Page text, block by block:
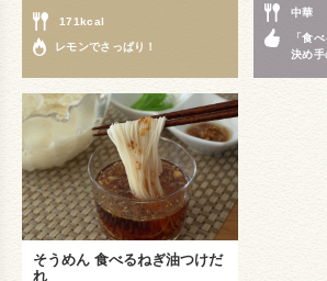
171kcal
レモンでさっぱり！
中華
「食
決め
そうめん 食べるねぎ油つけだ
れ